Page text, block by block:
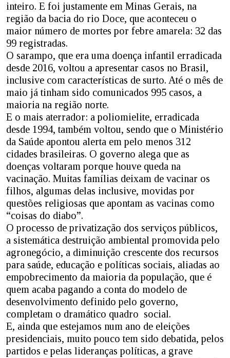
inteiro. E foi justamente em Minas Gerais, na
região da bacia do rio Doce, que aconteceu o
maior número de mortes por febre amarela: 32 das
99 registradas.
O sarampo, que era uma doença infantil erradicada
desde 2016, voltou a apresentar casos no Brasil,
inclusive com características de surto. Até o mês de
maio já tinham sido comunicados 995 casos, a
maioria na região norte.
E o mais aterrador: a poliomielite, erradicada
desde 1994, também voltou, sendo que o Ministério
da Saúde apontou alerta em pelo menos 312
cidades brasileiras. O governo alega que as
doenças voltaram porque houve queda na
vacinação. Muitas famílias deixam de vacinar os
filhos, algumas delas inclusive, movidas por
questões religiosas que apontam as vacinas como
“coisas do diabo”.
O processo de privatização dos serviços públicos,
a sistemática destruição ambiental promovida pelo
agronegócio, a diminuição crescente dos recursos
para saúde, educação e políticas sociais, aliadas ao
empobrecimento da maioria da população, que é
quem acaba pagando a conta do modelo de
desenvolvimento definido pelo governo,
completam o dramático quadro social.
E, ainda que estejamos num ano de eleições
presidenciais, muito pouco tem sido debatida, pelos
partidos e pelas lideranças políticas, a grave